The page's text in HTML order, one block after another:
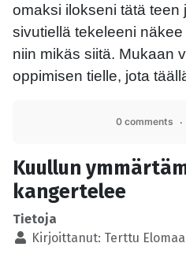
omaksi ilokseni tätä teen
sivutiellä tekeleeni
niin mikäs siitä. Mukaan
oppimisen tielle, jota
0 comments
Kuullun
kangertelee
Tietoja
Kirjoittanut: Terttu Elomaa